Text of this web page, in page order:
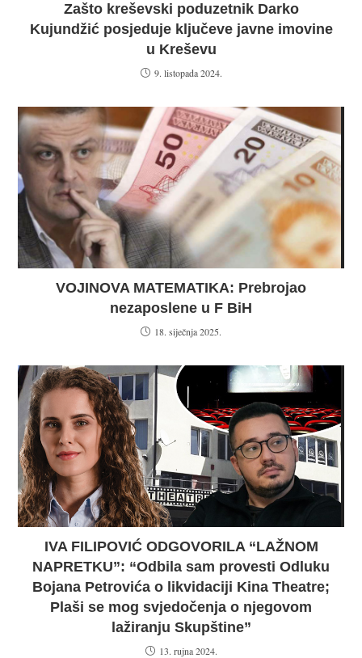
Zašto kreševski poduzetnik Darko
Kujundžić posjeduje ključeve javne imovine
u Kreševu
9. listopada 2024.
VOJINOVA MATEMATIKA: Prebrojao
nezaposlene u F BiH
18. siječnja 2025.
IVA FILIPOVIĆ ODGOVORILA “LAŽNOM
NAPRETKU”: “Odbila sam provesti Odluku
Bojana Petrovića o likvidaciji Kina Theatre;
Plaši se mog svjedočenja o njegovom
lažiranju Skupštine”
13. rujna 2024.